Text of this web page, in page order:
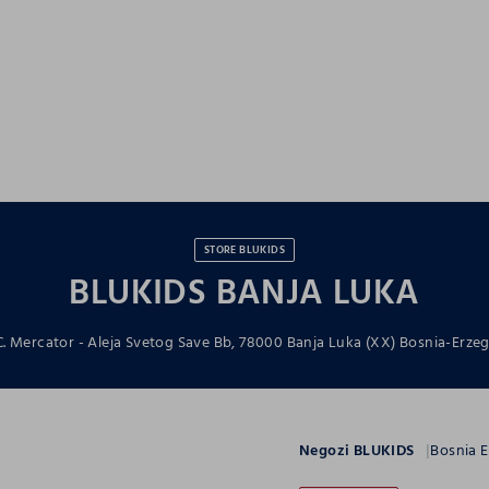
STORE BLUKIDS
BLUKIDS BANJA LUKA
Mercator - Aleja Svetog Save Bb, 78000 Banja Luka (XX) Bosnia-
Negozi BLUKIDS Bosnia